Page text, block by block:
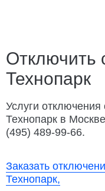
Открыть
Слить топливо
Отключить
Технопарк
Услуги
Технопарк в
(495) 489-99-66.
Заказать
Технопарк,